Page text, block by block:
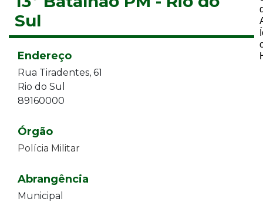
Sul
Endereço
Rua Tiradentes, 61
Rio do Sul
89160000
Órgão
Polícia Militar
Abrangência
Municipal